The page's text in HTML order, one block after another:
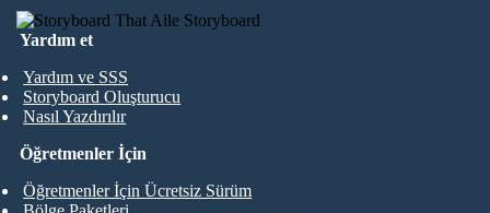
Yardım et
Yardım ve SSS
Storyboard Oluşturucu
Nasıl Yazdırılır
Öğretmenler İçin
Öğretmenler İçin Ücretsiz Sürüm